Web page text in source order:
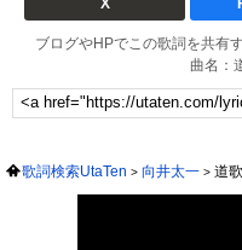
ブログやHPでこの歌詞を共有
曲名：
歌詞検索UtaTen 向井太一 道